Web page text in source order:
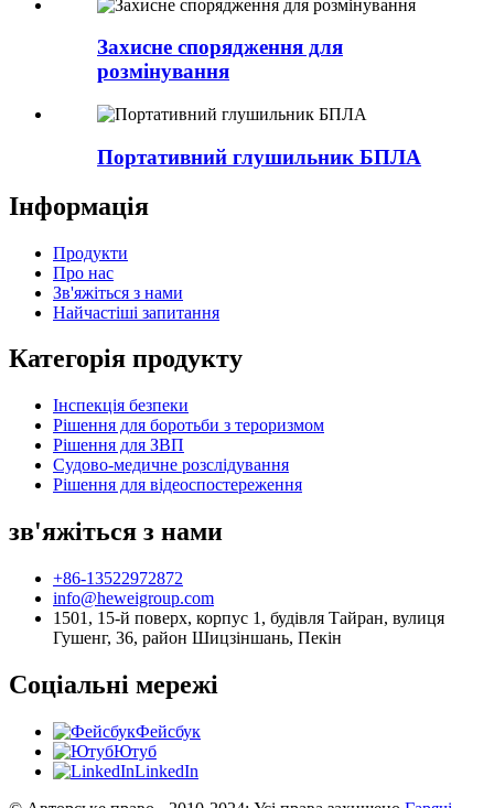
Захисне спорядження для
розмінування
Портативний глушильник БПЛА
Інформація
Продукти
Про нас
Зв'яжіться з нами
Найчастіші запитання
Категорія продукту
Інспекція безпеки
Рішення для боротьби з тероризмом
Рішення для ЗВП
Судово-медичне розслідування
Рішення для відеоспостереження
зв'яжіться з нами
+86-13522972872
info@heweigroup.com
1501, 15-й поверх, корпус 1, будівля Тайран, вулиця
Гушенг, 36, район Шицзіншань, Пекін
Соціальні мережі
Фейсбук
Ютуб
LinkedIn